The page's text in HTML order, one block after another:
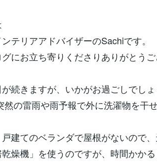
テリアアドバイザーのSachiです。
にお立ち寄りくださりありがとうご
続きますが、いかがお過ごしでしょ
然の雷雨や雨予報で外に洗濯物を干
建てのベランダで屋根がないので
乾燥機」を使うのですが、時間かか